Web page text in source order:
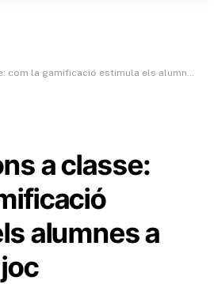
gamificació estimula els alumnes a través del joc
a classe:
alumnes a